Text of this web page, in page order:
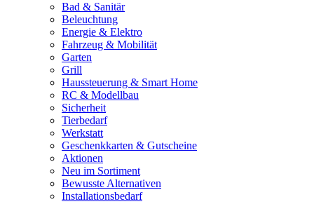
Bad & Sanitär
Beleuchtung
Energie & Elektro
Fahrzeug & Mobilität
Garten
Grill
Haussteuerung & Smart Home
RC & Modellbau
Sicherheit
Tierbedarf
Werkstatt
Geschenkkarten & Gutscheine
Aktionen
Neu im Sortiment
Bewusste Alternativen
Installationsbedarf